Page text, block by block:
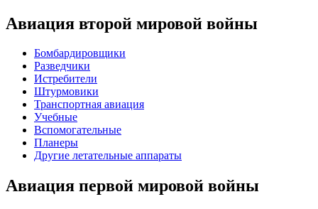
Авиация второй мировой войны
Бомбардировщики
Разведчики
Истребители
Штурмовики
Транспортная авиация
Учебные
Вспомогательные
Планеры
Другие летательные аппараты
Авиация первой мировой войны